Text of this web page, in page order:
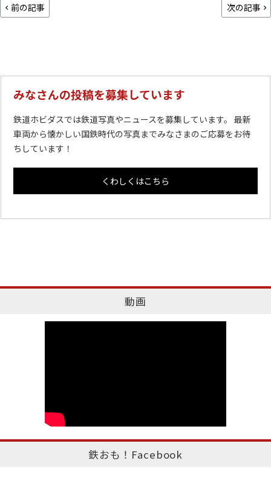
前の記事 次の記事
みなさんの投稿を募集しています
鉄道ホビダスでは鉄道写真やニュースを募集しています。 最新
車両から懐かしい国鉄時代の写真までみなさまのご応募をお待
ちしています！
くわしくはこちら
動画
鉄おも！Facebook